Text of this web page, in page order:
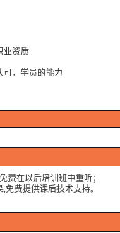
资质
，学员的能力
在以后培训班中重听；
费提供课后技术支持。